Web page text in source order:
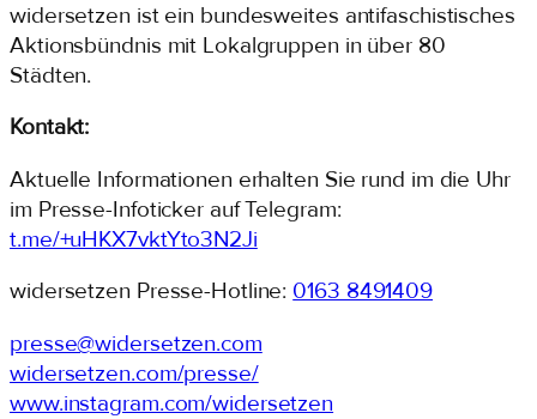
widersetzen ist ein bundesweites antifaschistisches
Aktionsbündnis mit Lokalgruppen in über 80
Städten.
Kontakt:
Aktuelle Informationen erhalten Sie rund im die Uhr
im Presse-Infoticker auf Telegram:
t.me/+uHKX7vktYto3N2Ji
widersetzen Presse-Hotline: 0163 8491409
presse@widersetzen.com
widersetzen.com/presse/
www.instagram.com/widersetzen